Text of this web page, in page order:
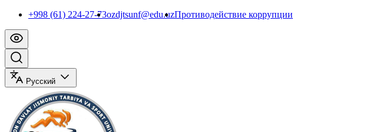
+998 (61) 224-27-73ozdjtsunf@edu.uzПротиводействие коррупции
Русский